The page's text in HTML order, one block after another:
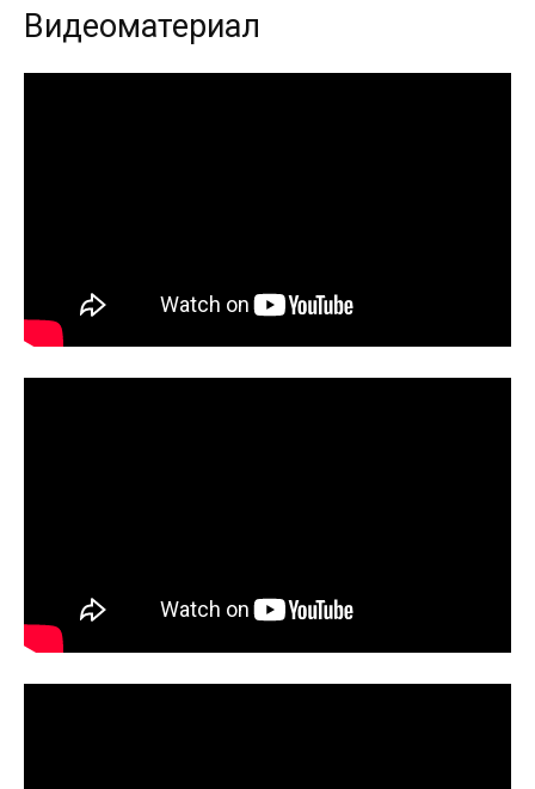
Видеоматериал